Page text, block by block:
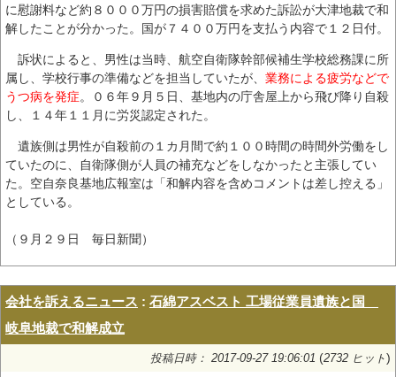
に慰謝料など約８０００万円の損害賠償を求めた訴訟が大津地裁で和
解したことが分かった。国が７４００万円を支払う内容で１２日付。
訴状によると、男性は当時、航空自衛隊幹部候補生学校総務課に所
属し、学校行事の準備などを担当していたが、 業務による疲労などで
うつ病を発症。０６年９月５日、基地内の庁舎屋上から飛び降り自殺
し、１４年１１月に労災認定された。
遺族側は男性が自殺前の１カ月間で約１００時間の時間外労働をし
ていたのに、自衛隊側が人員の補充などをしなかったと主張してい
た。空自奈良基地広報室は「和解内容を含めコメントは差し控える」
としている。
（９月２９日 毎日新聞）
会社を訴えるニュース : 石綿アスベスト 工場従業員遺族と国
岐阜地裁で和解成立
投稿日時： 2017-09-27 19:06:01 (2732 ヒット)